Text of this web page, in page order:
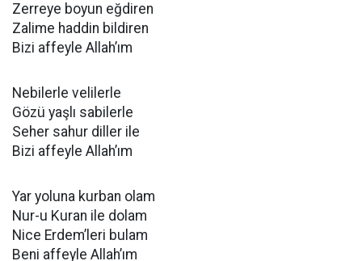
Zerreye boyun eğdiren
Zalime haddin bildiren
Bizi affeyle Allah’ım
Nebilerle velilerle
Gözü yaşlı sabilerle
Seher sahur diller ile
Bizi affeyle Allah’ım
Yar yoluna kurban olam
Nur-u Kuran ile dolam
Nice Erdem’leri bulam
Beni affeyle Allah’ım